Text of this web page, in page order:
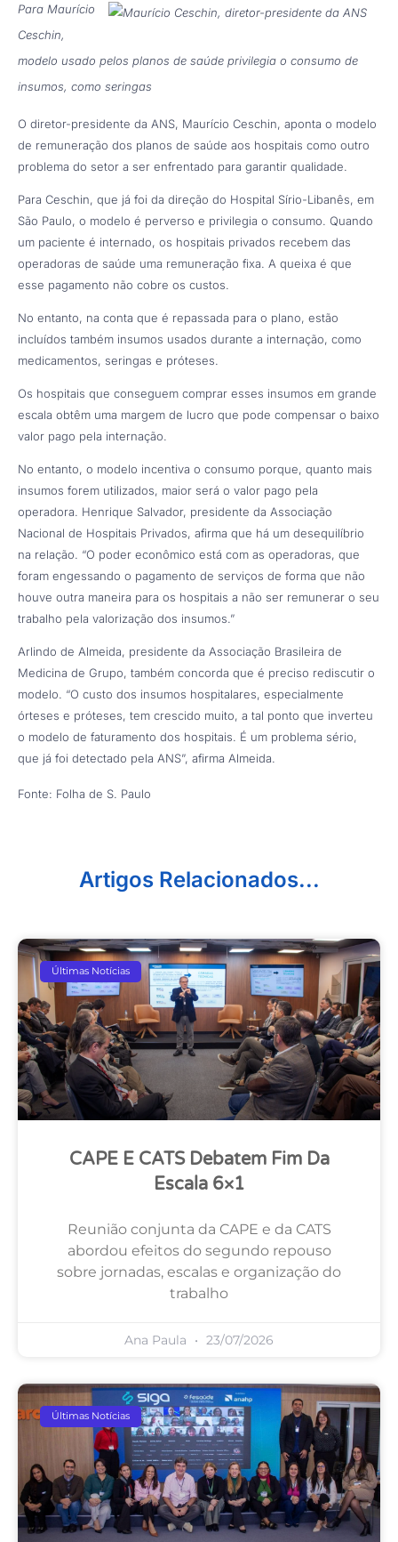
Para Maurício
Ceschin,
modelo usado pelos planos de saúde privilegia o consumo de
insumos, como seringas
O diretor-presidente da ANS, Maurício Ceschin, aponta o modelo
de remuneração dos planos de saúde aos hospitais como outro
problema do setor a ser enfrentado para garantir qualidade.
Para Ceschin, que já foi da direção do Hospital Sírio-Libanês, em
São Paulo, o modelo é perverso e privilegia o consumo. Quando
um paciente é internado, os hospitais privados recebem das
operadoras de saúde uma remuneração fixa. A queixa é que
esse pagamento não cobre os custos.
No entanto, na conta que é repassada para o plano, estão
incluídos também insumos usados durante a internação, como
medicamentos, seringas e próteses.
Os hospitais que conseguem comprar esses insumos em grande
escala obtêm uma margem de lucro que pode compensar o baixo
valor pago pela internação.
No entanto, o modelo incentiva o consumo porque, quanto mais
insumos forem utilizados, maior será o valor pago pela
operadora. Henrique Salvador, presidente da Associação
Nacional de Hospitais Privados, afirma que há um desequilíbrio
na relação. “O poder econômico está com as operadoras, que
foram engessando o pagamento de serviços de forma que não
houve outra maneira para os hospitais a não ser remunerar o seu
trabalho pela valorização dos insumos.”
Arlindo de Almeida, presidente da Associação Brasileira de
Medicina de Grupo, também concorda que é preciso rediscutir o
modelo. “O custo dos insumos hospitalares, especialmente
órteses e próteses, tem crescido muito, a tal ponto que inverteu
o modelo de faturamento dos hospitais. É um problema sério,
que já foi detectado pela ANS”, afirma Almeida.
Fonte: Folha de S. Paulo
Artigos Relacionados...
Últimas Notícias
CAPE E CATS Debatem Fim Da
Escala 6×1
Reunião conjunta da CAPE e da CATS
abordou efeitos do segundo repouso
sobre jornadas, escalas e organização do
trabalho
Ana Paula 23/07/2026
Últimas Notícias